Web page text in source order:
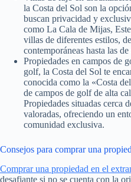
la Costa del Sol son la
buscan privacidad y
como La Cala de Mijas,
villas de diferentes estilos,
contemporáneas hasta las
Propiedades en campos de
golf, la Costa del Sol te
conocida como la «Costa
de campos de golf de alta
Propiedades situadas cerca
valoradas, ofreciendo un
comunidad exclusiva.
Consejos para comprar una
Comprar una propiedad en el
desafiante si no se cuenta con la